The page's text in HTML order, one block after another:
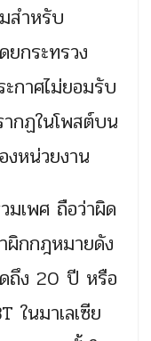
สำหรับ
ยกระทรวง
กาศไม่ยอมรับ
กฏในโพสต์บน
งหน่วยงาน
มเพศ ถือว่าผิด
ผิกกฎหมายดัง
ถึง 20 ปี หรือ
ในมาเลเซีย